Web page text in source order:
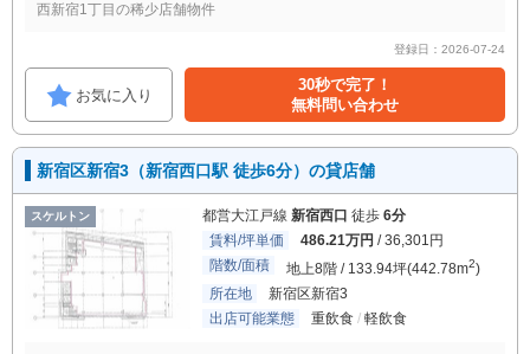
西新宿1丁目の稀少店舗物件
登録日：2026-07-24
お気に入り
30秒で完了！
無料問い合わせ
新宿区新宿3（新宿西口駅 徒歩6分）の貸店舗
スケルトン 都営大江戸線 新宿西口 徒歩 6分
賃料/坪単価
486.21万円 / 36,301円
階数/面積
地上8階 / 133.94坪(442.78m2)
所在地
新宿区新宿3
出店可能業態
重飲食 軽飲食